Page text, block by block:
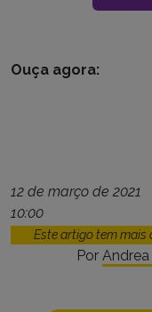
Ouça agora:
12 de março de 2021
10:00
Este artigo tem mais
Por Andrea